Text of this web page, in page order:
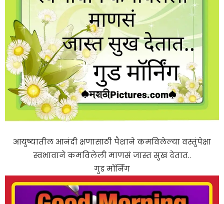
आयुष्यातील आनंदी क्षणासाठी पैशाने कमविलेल्या वस्तुंपेक्षा
स्वभावाने कमविलेली माणसं जास्त सुख देतात..
गुड मॉर्निंग